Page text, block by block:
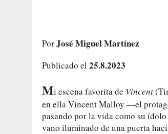
PorJosé Miguel Martínez
Publicado el 25.8.2023
Mi escena favorita de Vincent
en ella Vincent Malloy —el
pasando por la vida como su
vano iluminado de una puerta